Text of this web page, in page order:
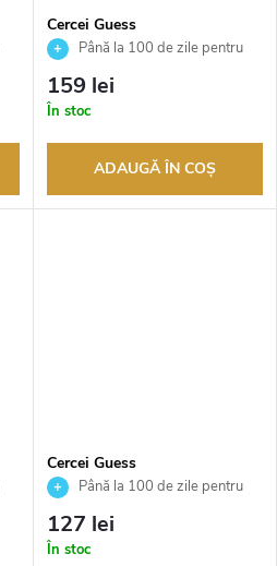
Cercei Guess
JUBE03131JWRHT
Până la 100 de zile pentru
returnarea bunurilor. Vânzător
autorizat
159 lei
În stoc
ADAUGĂ ÎN COŞ
Cercei Guess
JUBE02247JWYGT
Până la 100 de zile pentru
returnarea bunurilor. Vânzător
autorizat
127 lei
În stoc